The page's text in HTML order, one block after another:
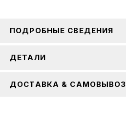
ПОДРОБНЫЕ СВЕДЕНИЯ
ДЕТАЛИ
ДОСТАВКА & САМОВЫВОЗ